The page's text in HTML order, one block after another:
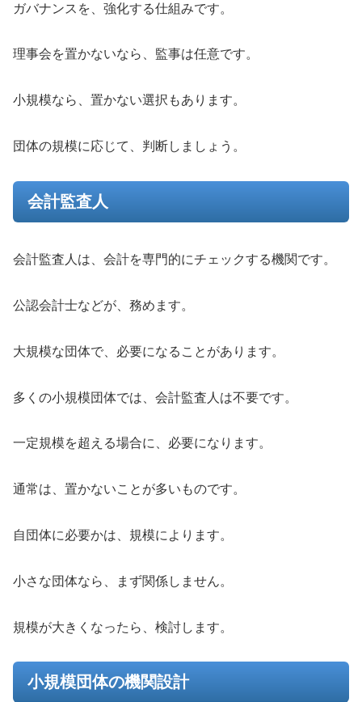
ガバナンスを、強化する仕組みです。
理事会を置かないなら、監事は任意です。
小規模なら、置かない選択もあります。
団体の規模に応じて、判断しましょう。
会計監査人
会計監査人は、会計を専門的にチェックする機関です。
公認会計士などが、務めます。
大規模な団体で、必要になることがあります。
多くの小規模団体では、会計監査人は不要です。
一定規模を超える場合に、必要になります。
通常は、置かないことが多いものです。
自団体に必要かは、規模によります。
小さな団体なら、まず関係しません。
規模が大きくなったら、検討します。
小規模団体の機関設計